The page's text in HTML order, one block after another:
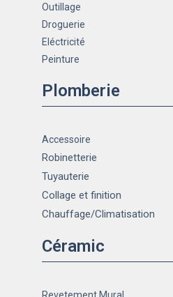
Outillage
Droguerie
Eléctricité
Peinture
Plomberie
Accessoire
Robinetterie
Tuyauterie
Collage et finition
Chauffage/Climatisation
Céramic
Revetement Mural